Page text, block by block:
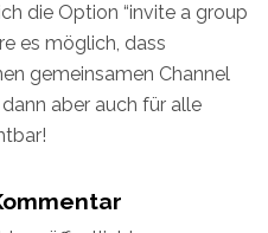
die Option “invite a group
es möglich, dass
gemeinsamen Channel
aber auch für alle